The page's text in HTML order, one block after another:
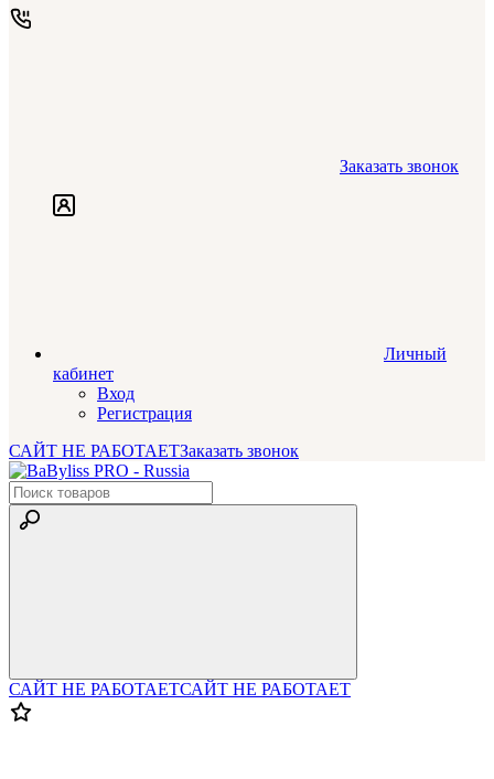
Заказать звонок
Личный
кабинет
Вход
Регистрация
САЙТ НЕ РАБОТАЕТЗаказать звонок
САЙТ НЕ РАБОТАЕТСАЙТ НЕ РАБОТАЕТ